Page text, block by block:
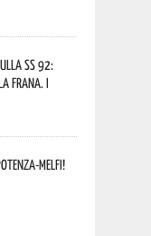
SS 92:
frana. I
Melfi!